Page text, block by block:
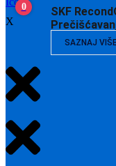
SKF
SAZNAJ
0
X